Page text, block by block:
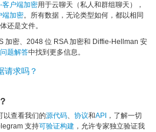
客户端加密用于云聊天（私人和群组聊天），
端加密。所有数据，无论类型如何，都以相同
还是文件。
加密、2048 位 RSA 加密和 Diffie-Hellman 安
题解答中找到更多信息。
请求吗？
以查看我们的源代码、 协议和API ，了解一切
支持可验证构建 ，允许专家独立验证我